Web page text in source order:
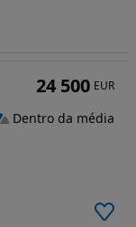
24 500 EUR
Dentro da média